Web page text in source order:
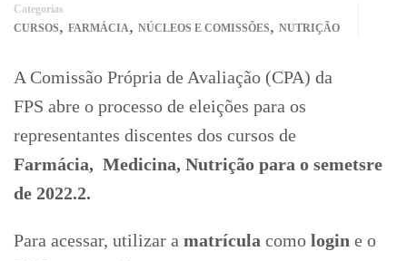
Categorias
CURSOS, FARMÁCIA, NÚCLEOS E COMISSÕES, NUTRIÇÃO
A Comissão Própria de Avaliação (CPA) da
FPS abre o processo de eleições para os
representantes discentes dos cursos de
Farmácia, Medicina, Nutrição para o semetsre
de 2022.2.
Para acessar, utilizar a matrícula como login e o